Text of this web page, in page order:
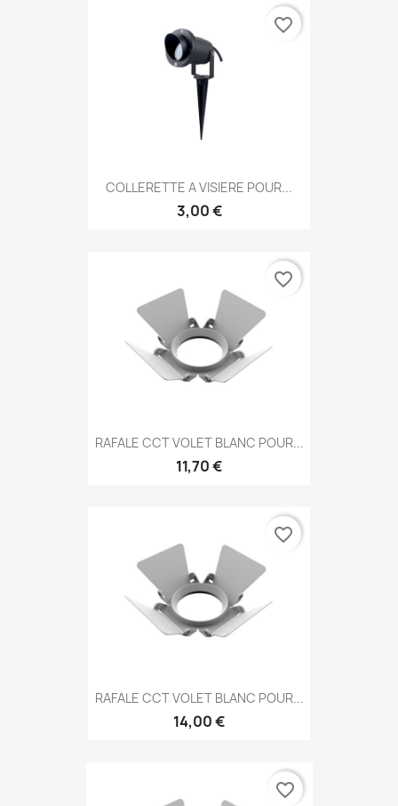
COLLERETTE A VISIERE POUR...
3,00 €
favorite_border
RAFALE CCT VOLET BLANC POUR...
11,70 €
favorite_border
RAFALE CCT VOLET BLANC POUR...
14,00 €
favorite_border
favorite_border